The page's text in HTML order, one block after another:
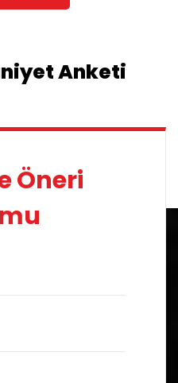
Anketi
Öneri